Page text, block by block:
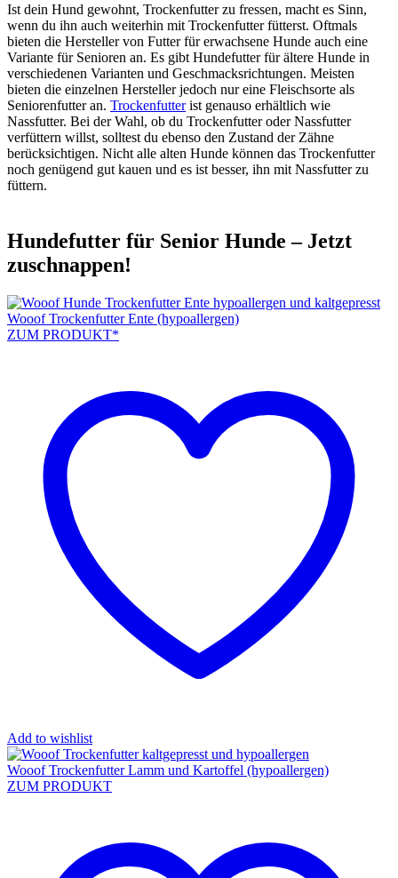
Ist dein Hund gewohnt, Trockenfutter zu fressen, macht es Sinn,
wenn du ihn auch weiterhin mit Trockenfutter fütterst. Oftmals
bieten die Hersteller von Futter für erwachsene Hunde auch eine
Variante für Senioren an. Es gibt Hundefutter für ältere Hunde in
verschiedenen Varianten und Geschmacksrichtungen. Meisten
bieten die einzelnen Hersteller jedoch nur eine Fleischsorte als
Seniorenfutter an. Trockenfutterist genauso erhältlich wie
Nassfutter. Bei der Wahl, ob du Trockenfutter oder Nassfutter
verfüttern willst, solltest du ebenso den Zustand der Zähne
berücksichtigen. Nicht alle alten Hunde können das Trockenfutter
noch genügend gut kauen und es ist besser, ihn mit Nassfutter zu
füttern.
Hundefutter für Senior Hunde – Jetzt
zuschnappen!
Wooof Trockenfutter Ente (hypoallergen)
ZUM PRODUKT*
Add to wishlist
Wooof Trockenfutter Lamm und Kartoffel (hypoallergen)
ZUM PRODUKT